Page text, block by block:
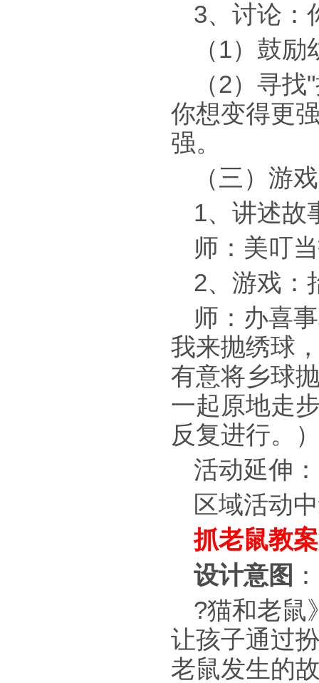
3、讨论：
（1）鼓
（2）寻
你想变得更
强。
（三）游
1、讲述故
师：美叮
2、游戏：
师：办喜
我来抛绣球
有意将乡球
一起原地走
反复进行。
活动延伸：
区域活动
抓老鼠教
设计意图 ：
?猫和老鼠
让孩子通过
老鼠发生的